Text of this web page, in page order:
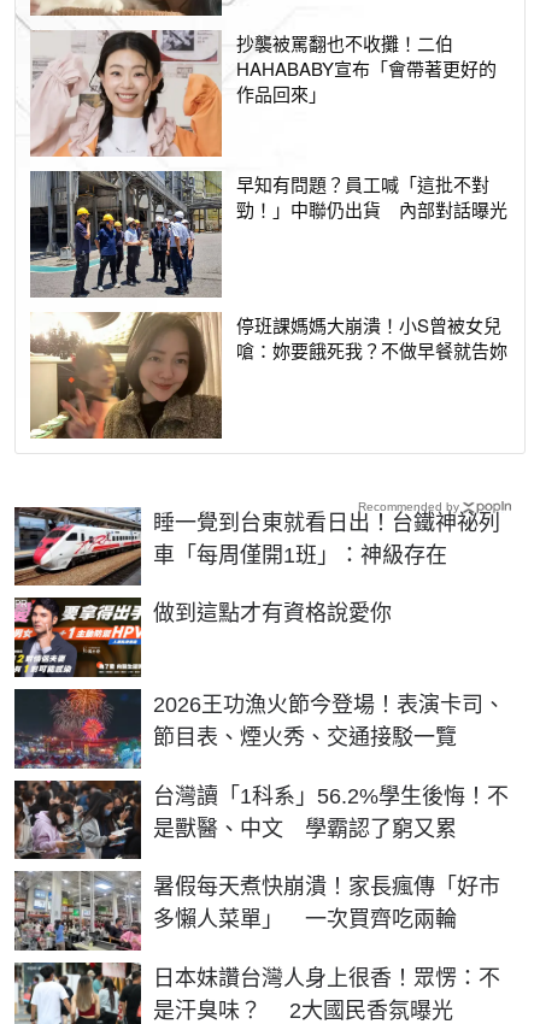
抄襲被罵翻也不收攤！二伯
HAHABABY宣布「會帶著更好的
作品回來」
早知有問題？員工喊「這批不對
勁！」中聯仍出貨 內部對話曝光
停班課媽媽大崩潰！小S曾被女兒
嗆：妳要餓死我？不做早餐就告妳
睡一覺到台東就看日出！台鐵神祕列
車「每周僅開1班」：神級存在
做到這點才有資格說愛你
PR
2026王功漁火節今登場！表演卡司、
節目表、煙火秀、交通接駁一覽
台灣讀「1科系」56.2%學生後悔！不
是獸醫、中文 學霸認了窮又累
暑假每天煮快崩潰！家長瘋傳「好市
多懶人菜單」 一次買齊吃兩輪
日本妹讚台灣人身上很香！眾愣：不
是汗臭味？ 2大國民香氛曝光
Recommended by